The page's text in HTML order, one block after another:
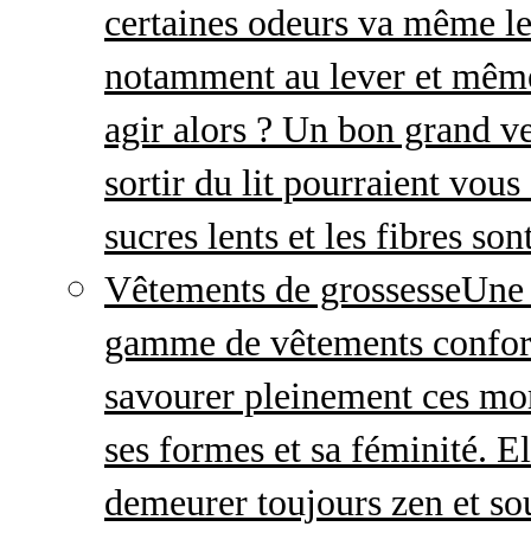
certaines odeurs va même
notamment au lever et
agir alors ? Un bon grand
sortir du lit pourraient vous
sucres lents et les fibres
Vêtements de grossesseUne
gamme de vêtements
savourer pleinement ces
ses formes et sa féminité.
demeurer toujours zen et